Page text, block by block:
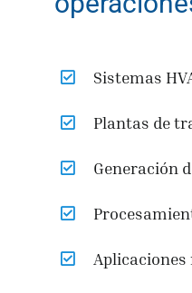
Sistemas
Plantas de
Generación